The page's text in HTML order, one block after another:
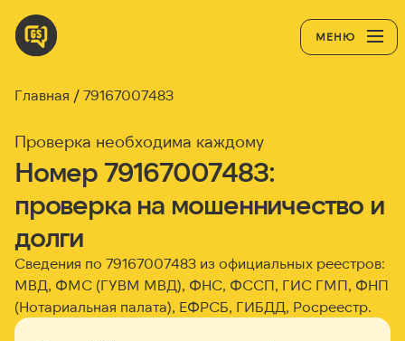
МЕНЮ
Главная 79167007483
Проверка необходима каждому
Номер 79167007483:
проверка на мошенничество и
долги
Сведения по 79167007483 из официальных реестров:
МВД, ФМС (ГУВМ МВД), ФНС, ФССП, ГИС ГМП, ФНП
(Нотариальная палата), ЕФРСБ, ГИБДД, Росреестр.